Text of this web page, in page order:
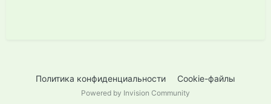
Политика конфиденциальности Cookie-файлы
Powered by Invision Community